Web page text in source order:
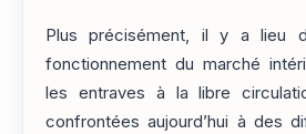
Plus précisément, il y a lieu
fonctionnement du marché
les entraves à la libre
confrontées aujourd’hui à des